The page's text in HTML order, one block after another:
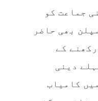
جماعت کو
بھی حاضر
کے
دینی
کامیاب